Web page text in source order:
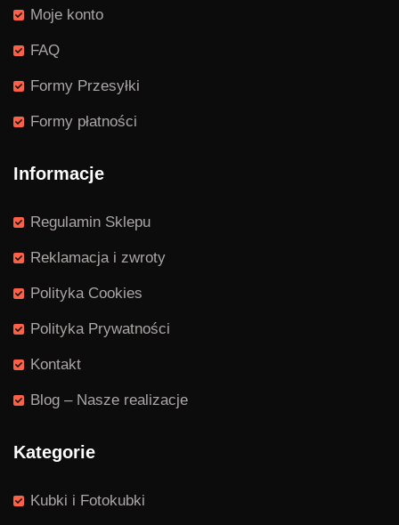
Moje konto
FAQ
Formy Przesyłki
Formy płatności
Informacje
Regulamin Sklepu
Reklamacja i zwroty
Polityka Cookies
Polityka Prywatności
Kontakt
Blog – Nasze realizacje
Kategorie
Kubki i Fotokubki